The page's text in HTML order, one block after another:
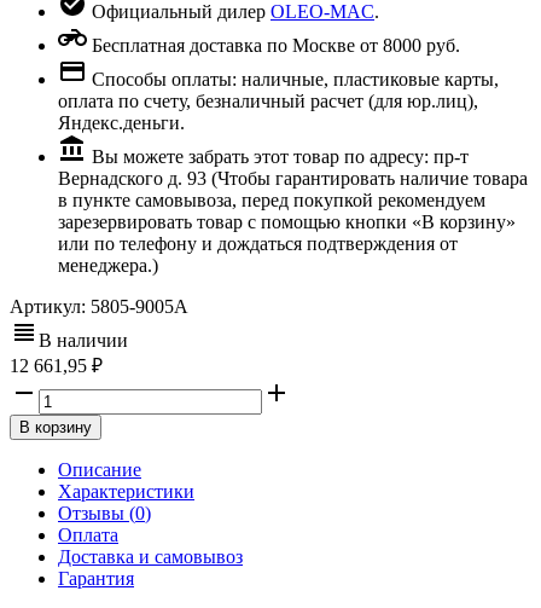
Официальный дилер OLEO-MAC.
Бесплатная доставка по Москве от 8000 руб.
Способы оплаты: наличные, пластиковые карты,
оплата по счету, безналичный расчет (для юр.лиц),
Яндекс.деньги.
Вы можете забрать этот товар по адресу: пр-т
Вернадского д. 93 (Чтобы гарантировать наличие товара
в пункте самовывоза, перед покупкой рекомендуем
зарезервировать товар с помощью кнопки «В корзину»
или по телефону и дождаться подтверждения от
менеджера.)
Артикул: 5805-9005A
В наличии
12 661,95
В корзину
Описание
Характеристики
Отзывы (0)
Оплата
Доставка и самовывоз
Гарантия